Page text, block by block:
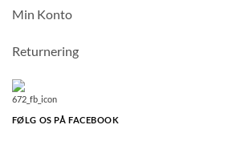
Min Konto
Returnering
FØLG OS PÅ FACEBOOK